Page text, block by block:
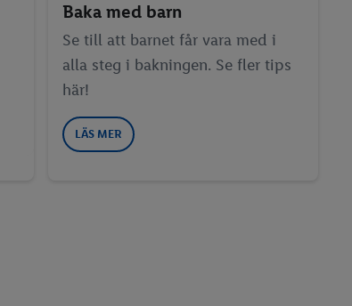
Baka med barn
Se till att barnet får vara med i
alla steg i bakningen. Se fler tips
här!
LÄS MER